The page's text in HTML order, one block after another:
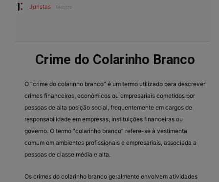
Juristas Mestre
Crime do Colarinho Branco
O “crime do colarinho branco” é um termo utilizado para descrever
crimes financeiros, econômicos ou empresariais cometidos por
pessoas de alta posição social, frequentemente em cargos de
responsabilidade em empresas, instituições financeiras ou
governo. O termo “colarinho branco” refere-se à vestimenta
comum em ambientes profissionais e empresariais, associada a
pessoas de classe média e alta.
Os crimes do colarinho branco geralmente envolvem atividades